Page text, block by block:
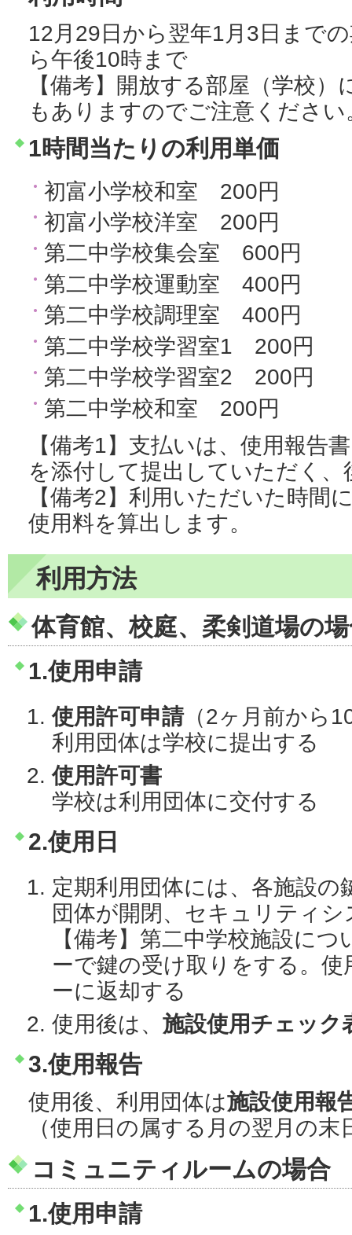
12月29日から翌年1月3日まで
ら午後10時まで
【備考】開放する部屋（学校
もありますのでご注意ください
1時間当たりの利用単価
初富小学校和室 200円
初富小学校洋室 200円
第二中学校集会室 600円
第二中学校運動室 400円
第二中学校調理室 400円
第二中学校学習室1 200円
第二中学校学習室2 200円
第二中学校和室 200円
【備考1】支払いは、使用報告
を添付して提出していただく、
【備考2】利用いただいた時間
使用料を算出します。
利用方法
体育館、校庭、柔剣道場の
1.使用申請
使用許可申請（2ヶ月前から
利用団体は学校に提出する
使用許可書
学校は利用団体に交付する
2.使用日
定期利用団体には、各施設
団体が開閉、セキュリティ
【備考】第二中学校施設に
ーで鍵の受け取りをする。
ーに返却する
使用後は、 施設使用チェック
3.使用報告
使用後、利用団体は施設使用報
（使用日の属する月の翌月の末
コミュニティルームの場合
1.使用申請